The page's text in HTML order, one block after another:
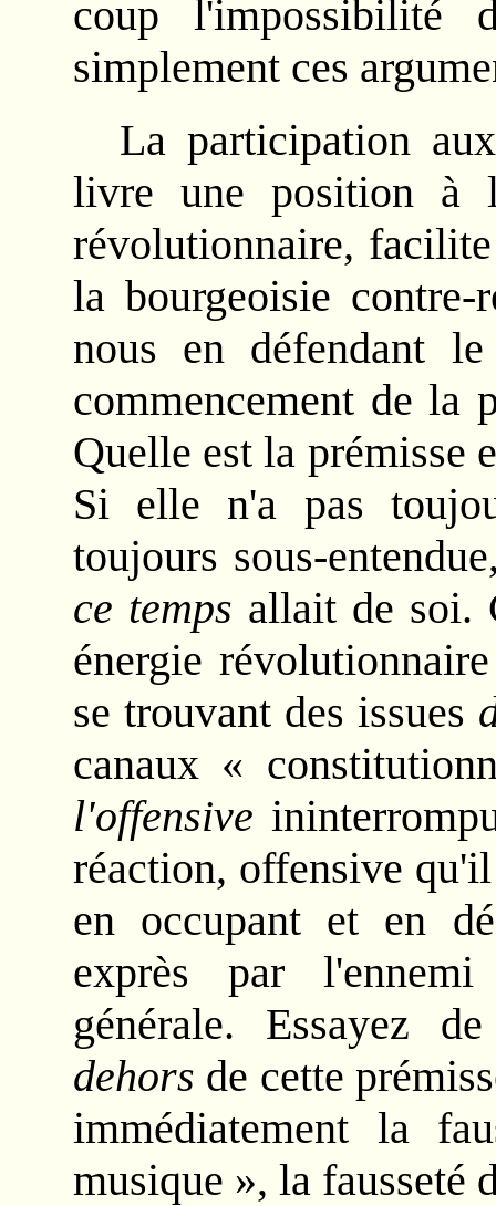
coup l'impossibilité
simplement ces
La participation
livre une position à
révolutionnaire,
la bourgeoisie
nous en défendant
commencement de la
Quelle est la prémisse
Si elle n'a pas
toujours sous-
ce temps allait de soi.
énergie
se trouvant des issues
canaux «
l'offensive
réaction, offensive
en occupant et en
exprès par
générale. Essayez
dehors de cette
immédiatement la
musique », la fausseté